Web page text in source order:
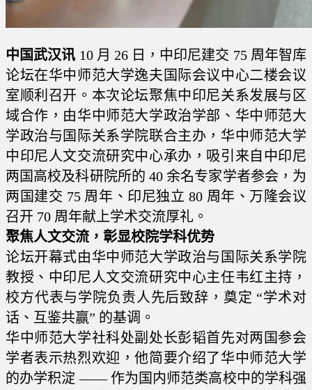
​中国武汉讯10 月 26 日，中印尼建交 75 周年智库
论坛在华中师范大学逸夫国际会议中心二楼会议
室顺利召开。本次论坛聚焦中印尼关系发展与区
域合作，由华中师范大学政治学部、华中师范大
学政治与国际关系学院联合主办，华中师范大学
中印尼人文交流研究中心承办，吸引来自中印尼
两国高校及科研院所的 40 余名专家学者参会，为
两国建交 75 周年、印尼独立 80 周年、万隆会议
召开 70 周年献上学术交流厚礼。
聚焦人文交流，彰显校院学科优势
论坛开幕式由华中师范大学政治与国际关系学院
教授、中印尼人文交流研究中心主任韦红主持，
校方代表与学院负责人先后致辞，奠定 “学术对
话、互鉴共赢” 的基调。
华中师范大学社科处副处长彭韬首先对两国参会
学者表示热烈欢迎，他简要介绍了华中师范大学
的办学积淀 —— 作为国内师范类高校中的学科强